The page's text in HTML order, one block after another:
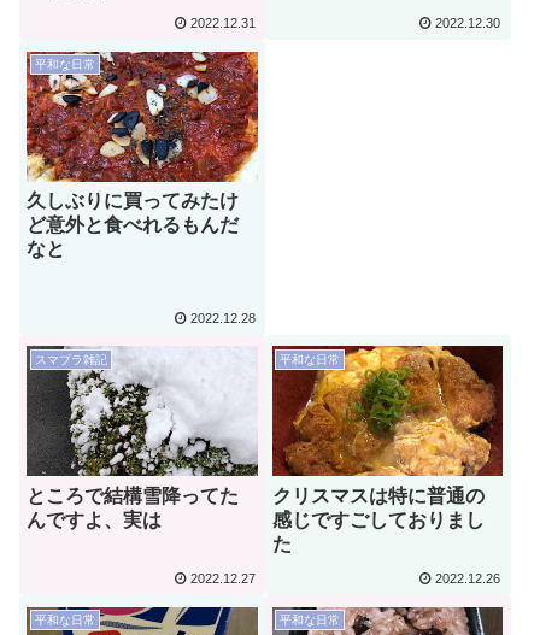
2022.12.31 2022.12.30
平和な日常
久しぶりに買ってみたけ
ど意外と食べれるもんだ
なと
2022.12.28
スマブラ雑記
ところで結構雪降ってた
んですよ、実は
2022.12.27
平和な日常
クリスマスは特に普通の
感じですごしておりまし
た
2022.12.26
平和な日常 平和な日常